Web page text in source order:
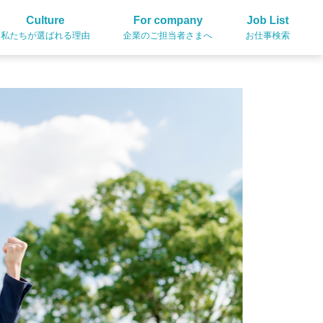
Culture
私たちが選ばれる理由
For company
企業のご担当者さまへ
Job List
お仕事検索